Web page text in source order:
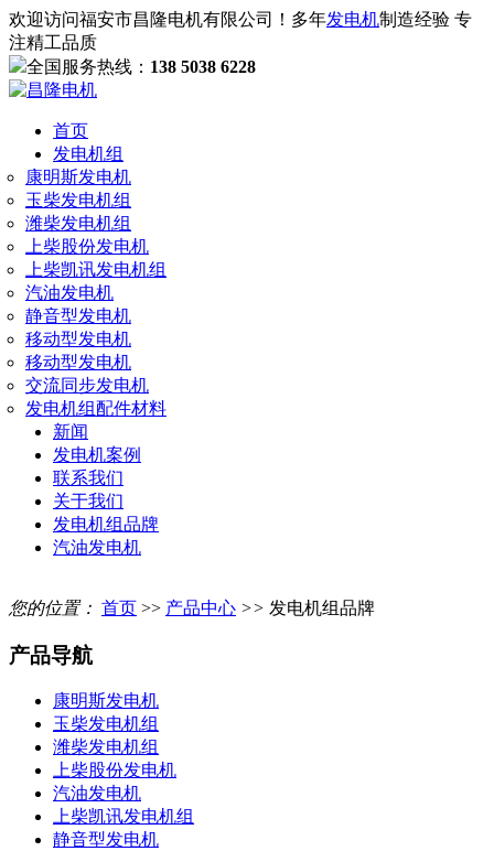
欢迎访问福安市昌隆电机有限公司！多年发电机制造经验 专
注精工品质
全国服务热线： 138 5038 6228
首页
发电机组
康明斯发电机
玉柴发电机组
潍柴发电机组
上柴股份发电机
上柴凯讯发电机组
汽油发电机
静音型发电机
移动型发电机
移动型发电机
交流同步发电机
发电机组配件材料
新闻
发电机案例
联系我们
关于我们
发电机组品牌
汽油发电机
您的位置： 首页 >> 产品中心 >> 发电机组品牌
产品导航
康明斯发电机
玉柴发电机组
潍柴发电机组
上柴股份发电机
汽油发电机
上柴凯讯发电机组
静音型发电机